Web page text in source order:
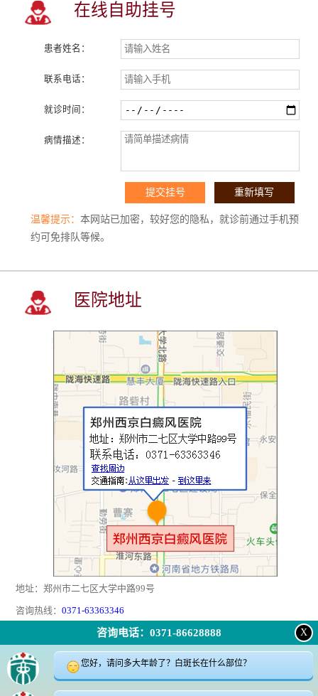
在线自助挂号
患者姓名：
联系电话：
就诊时间：
病情描述：
温馨提示：本网站已加密，较好您的隐私，就诊前通过手机预
约可免排队等候。
医院地址
地址：郑州市二七区大学中路99号
咨询热线：0371-63363346
返回顶部|在线问诊|电话咨询|来院路线
24小时咨询电话:0371-63363346
咨询电话：0371-86628888 X
您好，请问多大年龄了？白斑长在什么部位？